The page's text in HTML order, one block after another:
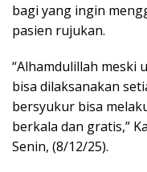
bagi yang ingin
pasien rujukan.
“Alhamdulillah meski
bisa dilaksanakan
bersyukur bisa
berkala dan gratis,”
Senin, (8/12/25).